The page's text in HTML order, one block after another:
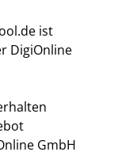
ist
DigiOnline
GmbH